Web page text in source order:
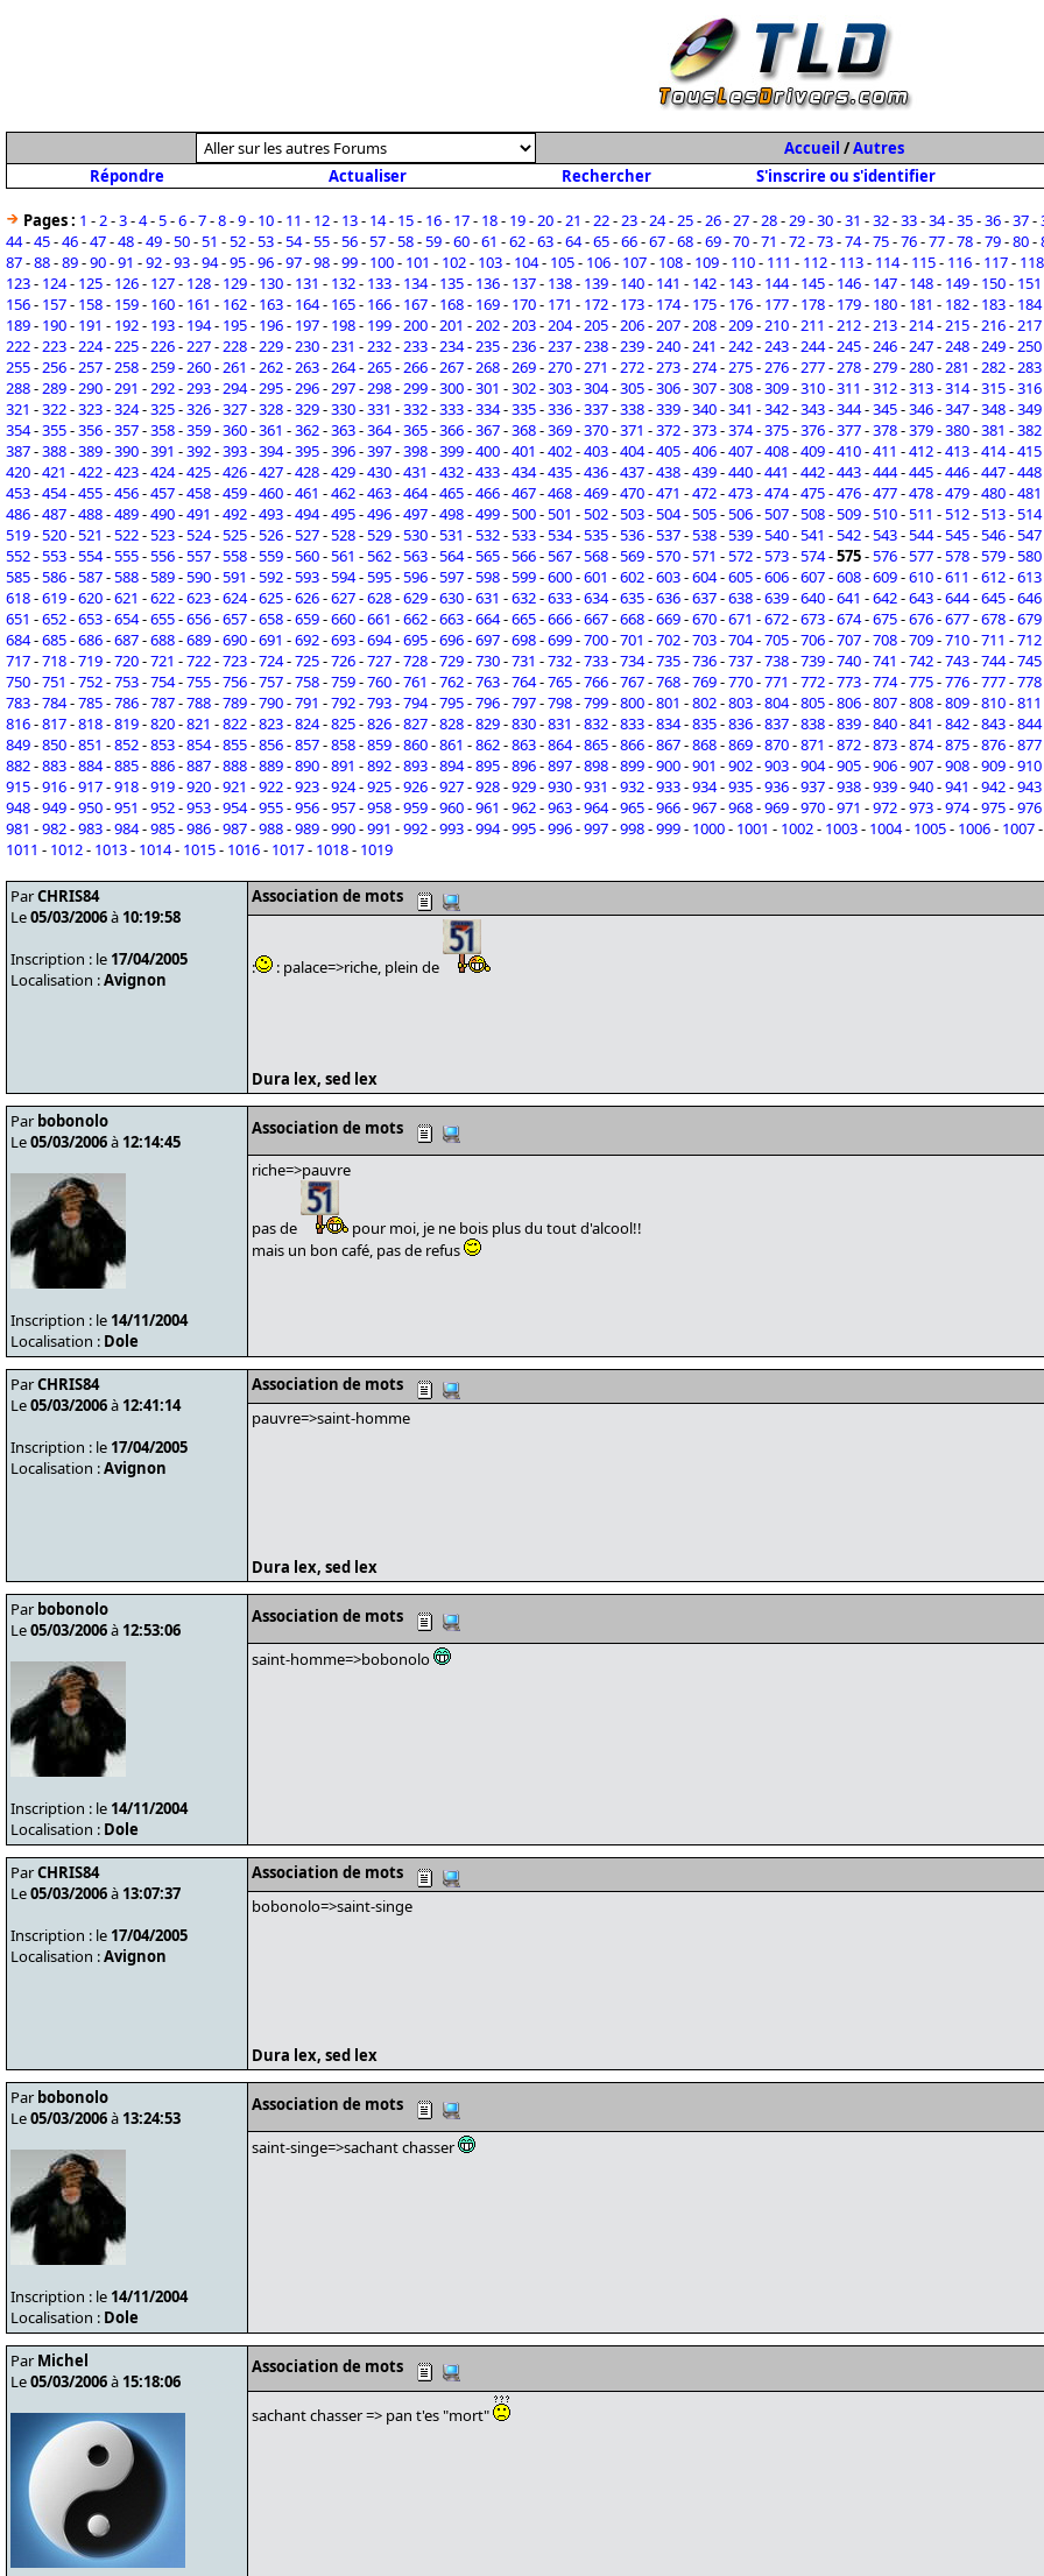
Accueil /Autres
Répondre
Actualiser Rechercher S'inscrire ou s'identifier
Pages : 1 -2-3-4-5-6-7-8-9- 10- 11 - 12- 13- 14- 15- 16- 17- 18- 19-20-21 -22-23-24-25-26-27-28-29-30-31 -32-33-34-35-36-37-
44-45-46-47-48-49-50-51 -52-53-54-55-56-57-58-59-60-61 -62-63-64-65-66-67-68-69-70-71 -72-73-74-75-76-77-78-79-80-
87-88-89-90-91 -92-93-94-95-96-97-98-99- 100- 101 - 102- 103- 104- 105- 106- 107- 108- 109- 110- 111 - 112- 113- 114- 115- 116- 117- 118
123- 124- 125- 126- 127- 128- 129- 130- 131 - 132- 133- 134- 135- 136- 137- 138- 139- 140- 141 - 142- 143- 144- 145- 146- 147- 148- 149- 150- 151
156- 157- 158- 159- 160- 161 - 162- 163- 164- 165- 166- 167- 168- 169- 170- 171 - 172- 173- 174- 175- 176- 177- 178- 179- 180- 181 - 182- 183- 184
189- 190- 191 - 192- 193- 194- 195- 196- 197- 198- 199-200-201 -202-203-204-205-206-207-208-209-210-211 -212-213-214-215-216-217
222-223-224-225-226-227-228-229-230-231 -232-233-234-235-236-237-238-239-240-241 -242-243-244-245-246-247-248-249-250
255-256-257-258-259-260-261 -262-263-264-265-266-267-268-269-270-271 -272-273-274-275-276-277-278-279-280-281 -282-283
288-289-290-291 -292-293-294-295-296-297-298-299-300-301 -302-303-304-305-306-307-308-309-310-311 -312-313-314-315-316
321 -322-323-324-325-326-327-328-329-330-331 -332-333-334-335-336-337-338-339-340-341 -342-343-344-345-346-347-348-349
354-355-356-357-358-359-360-361 -362-363-364-365-366-367-368-369-370-371 -372-373-374-375-376-377-378-379-380-381 -382
387-388-389-390-391 -392-393-394-395-396-397-398-399-400-401 -402-403-404-405-406-407-408-409-410-411 -412-413-414-415
420-421 -422-423-424-425-426-427-428-429-430-431 -432-433-434-435-436-437-438-439-440-441 -442-443-444-445-446-447-448
453-454-455-456-457-458-459-460-461 -462-463-464-465-466-467-468-469-470-471 -472-473-474-475-476-477-478-479-480-481
486-487-488-489-490-491 -492-493-494-495-496-497-498-499-500-501 -502-503-504-505-506-507-508-509-510-511 -512-513-514
519-520-521 -522-523-524-525-526-527-528-529-530-531 -532-533-534-535-536-537-538-539-540-541 -542-543-544-545-546-547
552-553-554-555-556-557-558-559-560-561 -562-563-564-565-566-567-568-569-570-571 -572-573-574-575-576-577-578-579-580
585-586-587-588-589-590-591 -592-593-594-595-596-597-598-599-600-601 -602-603-604-605-606-607-608-609-610-611 -612-613
618-619-620-621 -622-623-624-625-626-627-628-629-630-631 -632-633-634-635-636-637-638-639-640-641 -642-643-644-645-646
651 -652-653-654-655-656-657-658-659-660-661 -662-663-664-665-666-667-668-669-670-671 -672-673-674-675-676-677-678-679
684-685-686-687-688-689-690-691 -692-693-694-695-696-697-698-699-700-701 -702-703-704-705-706-707-708-709-710-711 -712
717-718-719-720-721 -722-723-724-725-726-727-728-729-730-731 -732-733-734-735-736-737-738-739-740-741 -742-743-744-745
750-751 -752-753-754-755-756-757-758-759-760-761 -762-763-764-765-766-767-768-769-770-771 -772-773-774-775-776-777-778
783-784-785-786-787-788-789-790-791 -792-793-794-795-796-797-798-799-800-801 -802-803-804-805-806-807-808-809-810-811
816-817-818-819-820-821 -822-823-824-825-826-827-828-829-830-831 -832-833-834-835-836-837-838-839-840-841 -842-843-844
849-850-851 -852-853-854-855-856-857-858-859-860-861 -862-863-864-865-866-867-868-869-870-871 -872-873-874-875-876-877
882-883-884-885-886-887-888-889-890-891 -892-893-894-895-896-897-898-899-900-901 -902-903-904-905-906-907-908-909-910
915-916-917-918-919-920-921 -922-923-924-925-926-927-928-929-930-931 -932-933-934-935-936-937-938-939-940-941 -942-943
948-949-950-951 -952-953-954-955-956-957-958-959-960-961 -962-963-964-965-966-967-968-969-970-971 -972-973-974-975-976
981 -982-983-984-985-986-987-988-989-990-991 -992-993-994-995-996-997-998-999- 1000- 1001 - 1002- 1003- 1004- 1005- 1006- 1007-
1011 - 1012- 1013- 1014- 1015- 1016- 1017- 1018- 1019
ParCHRIS84
Le05/03/2006à 10:19:58
Inscription : le 17/04/2005
Localisation :Avignon
Association de mots
: : palace=>riche, plein de
Dura lex, sed lex
Par bobonolo
Le05/03/2006à 12:14:45
Inscription : le 14/11/2004
Localisation : Dole
Association de mots
riche=>pauvre
pas de
pour moi, je ne bois plus du tout d'alcool!!
mais un bon café, pas de refus
ParCHRIS84
Le05/03/2006à 12:41:14
Inscription : le 17/04/2005
Localisation :Avignon
Association de mots
pauvre=>saint-homme
Dura lex, sed lex
Par bobonolo
Le05/03/2006à 12:53:06
Inscription : le 14/11/2004
Localisation : Dole
Association de mots
saint-homme=>bobonolo
ParCHRIS84
Le05/03/2006à 13:07:37
Inscription : le 17/04/2005
Localisation :Avignon
Association de mots
bobonolo=>saint-singe
Dura lex, sed lex
Par bobonolo
Le05/03/2006à 13:24:53
Inscription : le 14/11/2004
Localisation : Dole
Association de mots
saint-singe=>sachant chasser
Par Michel
Le05/03/2006à 15:18:06
Association de mots
sachant chasser => pan t'es "mort"